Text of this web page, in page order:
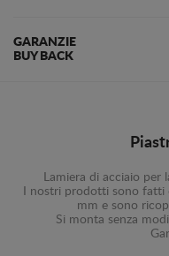
GARANZIE
BUY BACK
Lamiera di acciaio per
I nostri prodotti sono fatti
mm e sono
Si monta senza